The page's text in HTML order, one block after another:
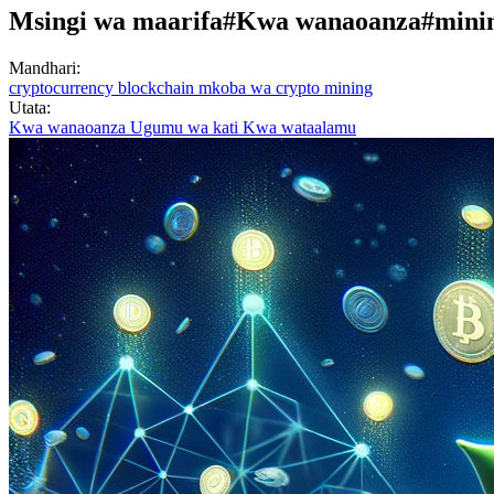
Msingi wa maarifa#Kwa wanaoanza
Mandhari:
cryptocurrency blockchain mkoba wa crypto mining
Utata:
Kwa wanaoanza Ugumu wa kati Kwa wataalamu